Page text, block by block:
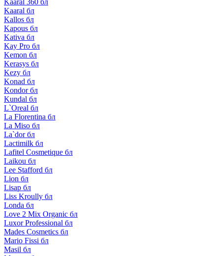
Kaaral 360 бл
Kaaral бл
Kallos бл
Kapous бл
Kativa бл
Kay Pro бл
Kemon бл
Kerasys бл
Kezy бл
Konad бл
Kondor бл
Kundal бл
L`Oreal бл
La Florentina бл
La Miso бл
La`dor бл
Lactimilk бл
Lafitel Cosmetique бл
Laikou бл
Lee Stafford бл
Lion бл
Lisap бл
Liss Kroully бл
Londa бл
Love 2 Mix Organic бл
Luxor Professional бл
Mades Cosmetics бл
Mario Fissi бл
Masil бл